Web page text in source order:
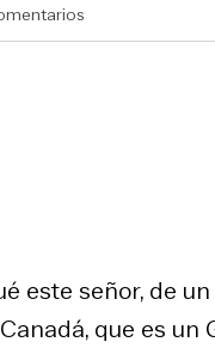
este señor, de
que es un